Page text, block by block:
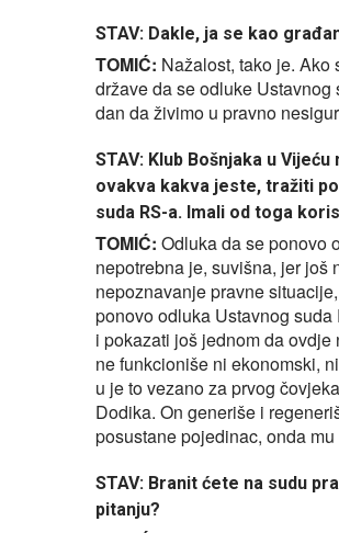
STAV: Dakle, ja se kao
TOMIĆ: Nažalost, tako je. Ako
države da se odluke
dan da živimo u pravno
STAV: Klub Bošnjaka u
ovakva kakva jeste, tražiti
suda RS-a. Imali od toga
TOMIĆ: Odluka da se ponovo
nepotrebna je, suvišna, jer još
nepoznavanje pravne
ponovo odluka Ustavnog
i pokazati još jednom da
ne funkcioniše ni ekonomski,
u je to vezano za prvog
Dodika. On generiše i
posustane pojedinac, onda
STAV: Branit ćete na sudu
pitanju?